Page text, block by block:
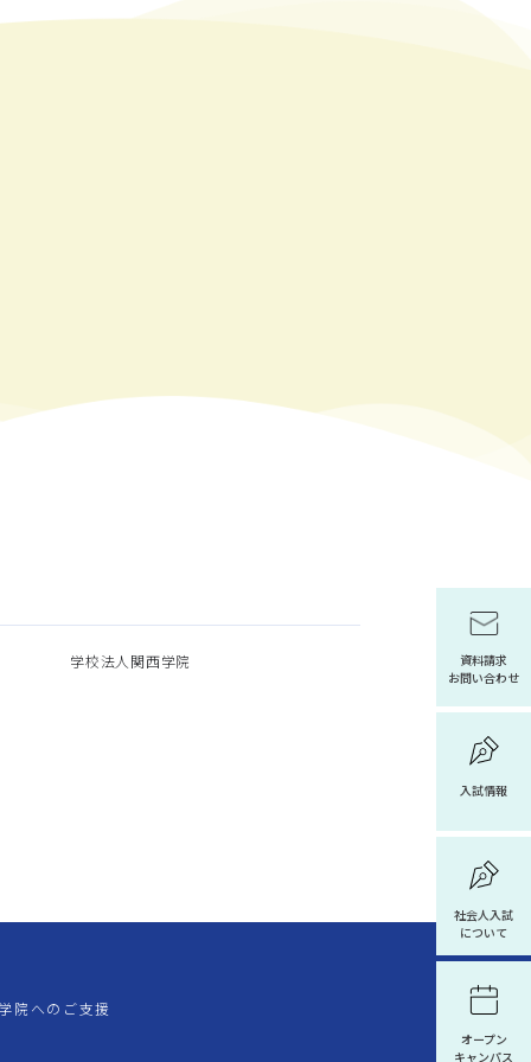
資料請求
お問い合わせ
入試情報
社会人入試
について
オープン
キャンパス
学校法人関西学院
院へのご支援